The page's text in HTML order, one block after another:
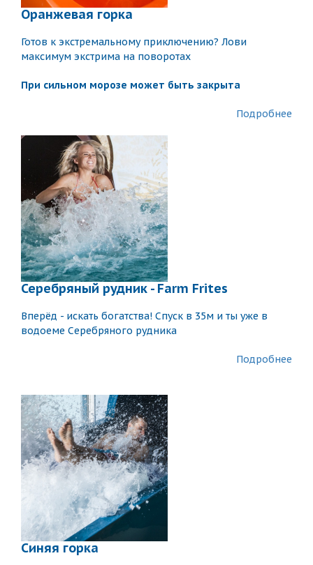
Оранжевая горка
Готов к экстремальному приключению? Лови
максимум экстрима на поворотах
При сильном морозе может быть закрыта
Подробнее
Серебряный рудник - Farm Frites
Вперёд - искать богатства! Спуск в 35м и ты уже в
водоеме Серебряного рудника
Подробнее
Синяя горка